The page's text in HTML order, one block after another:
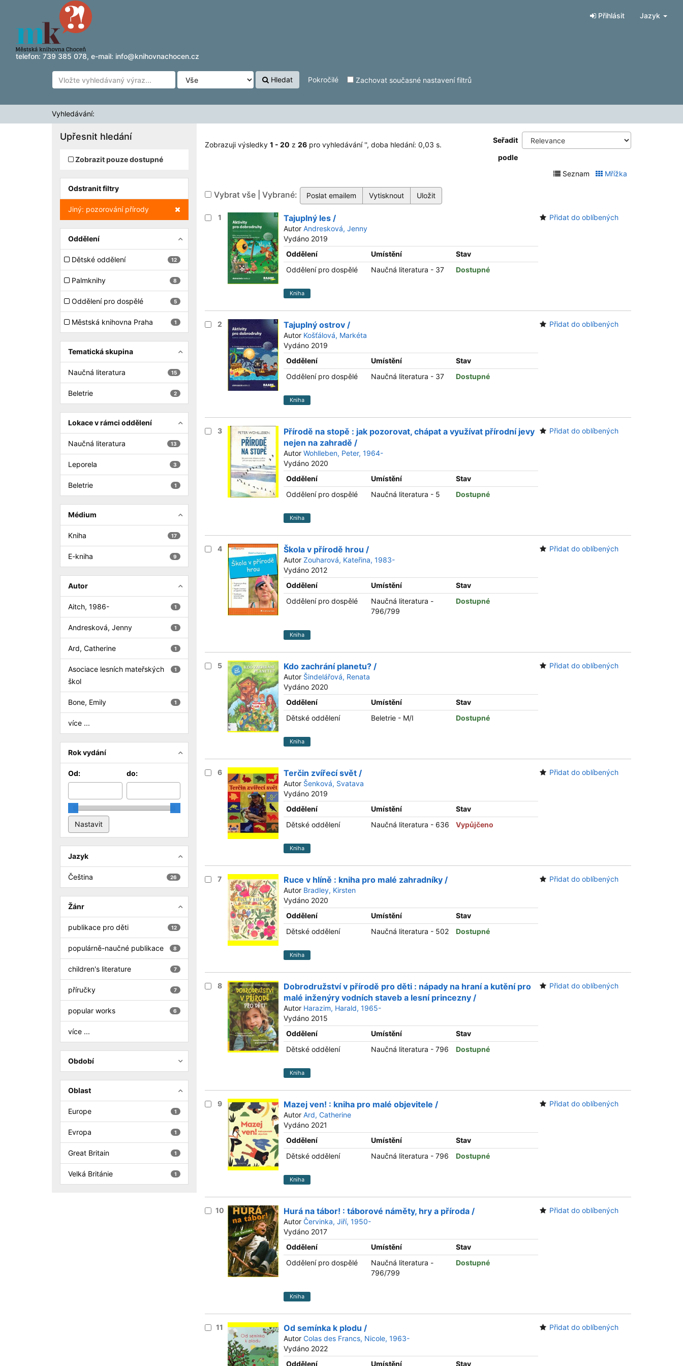
Zobrazuji výsledky1 - 20z
Přeskočit na obsah
telefon: 739 385 078, e-mail: info@knihovnachocen.cz
Přihlásit Jazyk
Hledat Pokročilé Zachovat současné nastavení filtrů
Vyhledávání:
Zobrazuji výsledky 1 - 20 z 26 pro vyhledávání '', doba hledání: 0,03 s.
Seřadit
podle
Seznam
Mřížka
Vybrat vše | Vybrané:
1 Tajuplný les /
Autor Andresková, Jenny
Vydáno 2019
Oddělení
Umístění
Stav
Oddělení pro dospělé
Naučná literatura - 37 Dostupné
Kniha
Přidat do oblíbených
2 Tajuplný ostrov /
Autor Košťálová, Markéta
Vydáno 2019
Oddělení
Umístění
Stav
Oddělení pro dospělé
Naučná literatura - 37 Dostupné
Kniha
Přidat do oblíbených
3
Přírodě na stopě : jak pozorovat, chápat a využívat přírodní jevy
nejen na zahradě /
Autor Wohlleben, Peter, 1964-
Vydáno 2020
Oddělení
Umístění
Stav
Oddělení pro dospělé
Naučná literatura - 5 Dostupné
Kniha
Přidat do oblíbených
4 Škola v přírodě hrou /
Autor Zouharová, Kateřina, 1983-
Vydáno 2012
Oddělení
Umístění
Stav
Oddělení pro dospělé
Naučná literatura -
796/799
Dostupné
Kniha
Přidat do oblíbených
5 Kdo zachrání planetu? /
Autor Šindelářová, Renata
Vydáno 2020
Oddělení
Umístění
Stav
Dětské oddělení
Beletrie - M/I Dostupné
Kniha
Přidat do oblíbených
6 Terčin zvířecí svět /
Autor Šenková, Svatava
Vydáno 2019
Oddělení
Umístění
Stav
Dětské oddělení
Naučná literatura - 636 Vypůjčeno
Kniha
Přidat do oblíbených
7 Ruce v hlíně : kniha pro malé zahradníky /
Autor Bradley, Kirsten
Vydáno 2020
Oddělení
Umístění
Stav
Dětské oddělení
Naučná literatura - 502 Dostupné
Kniha
Přidat do oblíbených
8
Dobrodružství v přírodě pro děti : nápady na hraní a kutění pro
malé inženýry vodních staveb a lesní princezny /
Autor Harazim, Harald, 1965-
Vydáno 2015
Oddělení
Umístění
Stav
Dětské oddělení
Naučná literatura - 796 Dostupné
Kniha
Přidat do oblíbených
9 Mazej ven! : kniha pro malé objevitele /
Autor Ard, Catherine
Vydáno 2021
Oddělení
Umístění
Stav
Dětské oddělení
Naučná literatura - 796 Dostupné
Kniha
Přidat do oblíbených
10 Hurá na tábor! : táborové náměty, hry a příroda /
Autor Červinka, Jiří, 1950-
Vydáno 2017
Oddělení
Umístění
Stav
Oddělení pro dospělé
Naučná literatura -
796/799
Dostupné
Kniha
Přidat do oblíbených
11 Od semínka k plodu /
Autor Colas des Francs, Nicole, 1963-
Vydáno 2022
Oddělení
Umístění
Stav
Přidat do oblíbených
Upřesnit hledání
Zobrazit pouze dostupné
Odstranit filtry
Zrušit filtr
Jiný: pozorování přírody
Oddělení
12
Dětské oddělení
8
Palmknihy
5
Oddělení pro dospělé
1
Městská knihovna Praha
Tematická skupina
15
Naučná literatura
2
Beletrie
Lokace v rámci oddělení
13
Naučná literatura
3
Leporela
1
Beletrie
Médium
17
Kniha
9
E-kniha
Autor
1
Aitch, 1986-
1
Andresková, Jenny
1
Ard, Catherine
1
Asociace lesních mateřských
škol
1
Bone, Emily
více ...
Rok vydání
Od: do:
Jazyk
26
Čeština
Žánr
12
publikace pro děti
8
populárně-naučné publikace
7
children's literature
7
příručky
6
popular works
více ...
Období
Oblast
1
Europe
1
Evropa
1
Great Britain
1
Velká Británie